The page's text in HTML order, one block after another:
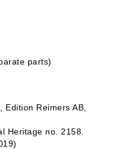
parts)
Reimers AB,
Heritage no. 2158.